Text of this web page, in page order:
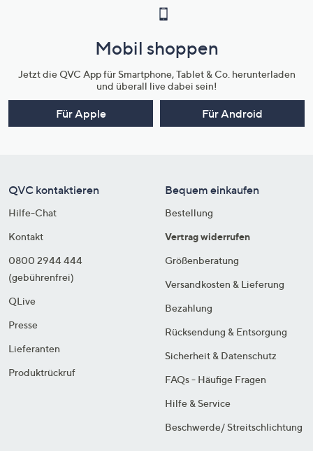
Mobil shoppen
Jetzt die QVC App für Smartphone, Tablet & Co. herunterladen
und überall live dabei sein!
Für Apple Für Android
QVC kontaktieren
Hilfe-Chat
Kontakt
0800 2944 444
(gebührenfrei)
QLive
Presse
Lieferanten
Produktrückruf
Bequem einkaufen
Bestellung
Vertrag widerrufen
Größenberatung
Versandkosten & Lieferung
Bezahlung
Rücksendung & Entsorgung
Sicherheit & Datenschutz
FAQs - Häufige Fragen
Hilfe & Service
Beschwerde/ Streitschlichtung